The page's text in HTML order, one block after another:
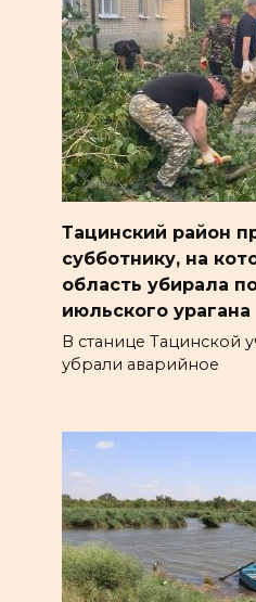
Тацинский район
субботнику, на
область убирала
июльского урагана
В станице Тацинской
убрали аварийное